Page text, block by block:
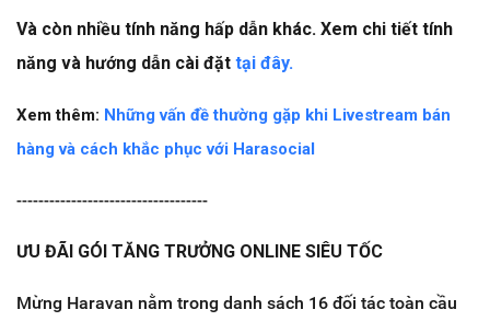
Và còn nhiều tính năng hấp dẫn khác. Xem chi tiết tính
năng và hướng dẫn cài đặt tại đây.
Xem thêm: Những vấn đề thường gặp khi Livestream bán
hàng và cách khắc phục với Harasocial
-----------------------------------
ƯU ĐÃI GÓI TĂNG TRƯỞNG ONLINE SIÊU TỐC
Mừng Haravan nằm trong danh sách 16 đối tác toàn cầu